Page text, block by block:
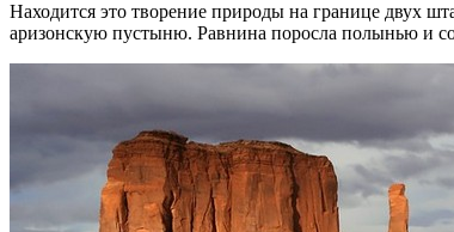
Находится это творение природы на границе двух
аризонскую пустыню. Равнина поросла полынью и